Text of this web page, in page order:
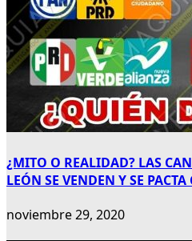
¿MITO O REALIDAD? LAS
LEÓN SE VENDEN Y SE
noviembre 29, 2020